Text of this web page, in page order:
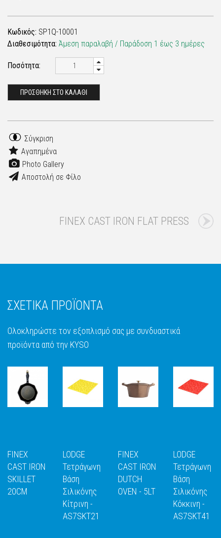
Κωδικός: SP1Q-10001
Διαθεσιμότητα: Άμεση παραλαβή / Παράδoση 1 έως 3 ημέρες
Ποσότητα:
ΠΡΟΣΘΗΚΗ ΣΤΟ ΚΑΛΑΘΙ
Σύγκριση
Αγαπημένα
Photo Gallery
Αποστολή σε Φίλο
FINEX CAST IRON FLAT PRESS
ΣΧΕΤΙΚΑ ΠΡΟΪΟΝΤΑ
Ολοκληρώστε τον εξοπλισμό σας με συνδυαστικά
προϊόντα από την KYSO
ΑΝΑΚΑΛΥΨΕ
FINEX
CAST IRON
SKILLET
20CM
ΑΝΑΚΑΛΥΨΕ
ΤΟ
LODGE
Τετράγωνη
Βάση
Σιλικόνης
Κίτρινη -
AS7SKT21
ΑΝΑΚΑΛΥΨΕ
FINEX
CAST IRON
DUTCH
OVEN - 5LT
ΤΟ
LODGE
Τετράγωνη
Βάση
Σιλικόνης
Kόκκινη -
AS7SKT41